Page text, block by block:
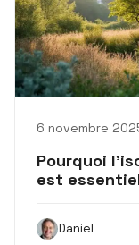
6 novembre
Pourquoi
est
Daniel